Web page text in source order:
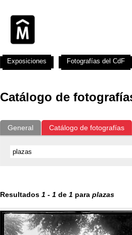
Catálogo de
General Catálogo de fotografías
Resultados 1 - 1 de 1 para plazas
Exposiciones Fotografías del CdF